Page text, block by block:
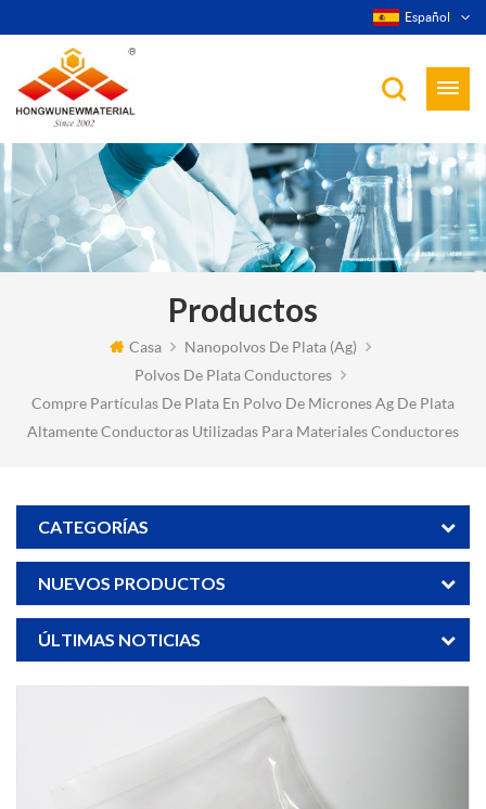
Español
Productos
Casa
Nanopolvos De Plata (ag)
Polvos De Plata Conductores
Compre Partículas De Plata En Polvo De Micrones Ag De Plata
Altamente Conductoras Utilizadas Para Materiales Conductores
CATEGORÍAS
NUEVOS PRODUCTOS
ÚLTIMAS NOTICIAS